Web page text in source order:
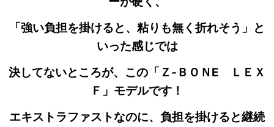
「強い負担を掛けると、粘りも無く折れそう」と
いった感じでは
決してないところが、この「Ｚ‐ＢＯＮE ＬＥＸ
Ｆ」モデルです！
エキストラファストなのに、負担を掛けると継続